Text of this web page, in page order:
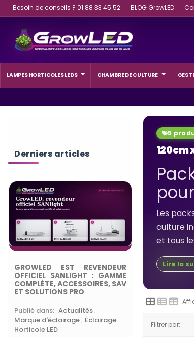
Besoin de conseils ? 01 88 33 45 52 BLOG GrowLED
LAMPES HORTICOLES LEDS CHAMBRE DE CULTURE
5
120cm
Les
culture
et tous
Lire la
Filtrer par:
Derniers articles
GROWLED EST REVENDEUR
OFFICIEL SANLIGHT : GAMME
COMPLÈTE, ACCESSOIRES, SAV
ET SOLUTIONS PRO
Publié dans: Actualités,
Marque d'éclairage, Éclairage
Horticole LED
LED
DÉBUTANT
horticoles
Lampe de
Quelle